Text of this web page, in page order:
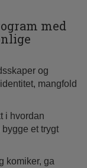
med
og
mangfold
i hvordan
et trygt
komiker, ga